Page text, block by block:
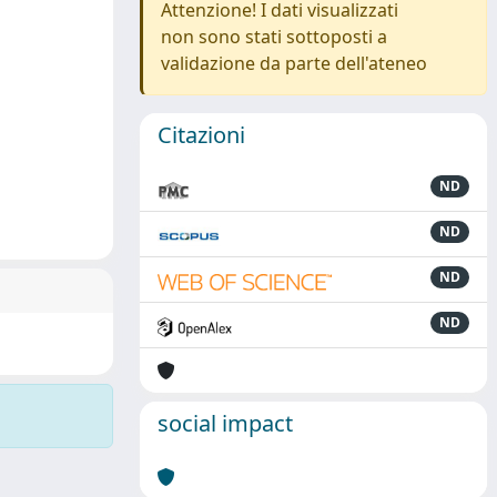
Attenzione! I dati visualizzati
non sono stati sottoposti a
validazione da parte dell'ateneo
Citazioni
ND
ND
ND
ND
social impact